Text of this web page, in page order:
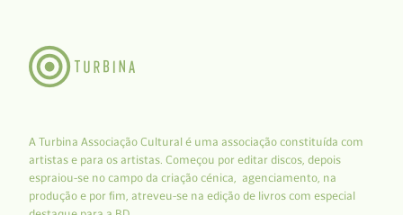
A Turbina Associação Cultural é uma associação constituída com
artistas e para os artistas. Começou por editar discos, depois
espraiou-se no campo da criação cénica, agenciamento, na
produção e por fim, atreveu-se na edição de livros com especial